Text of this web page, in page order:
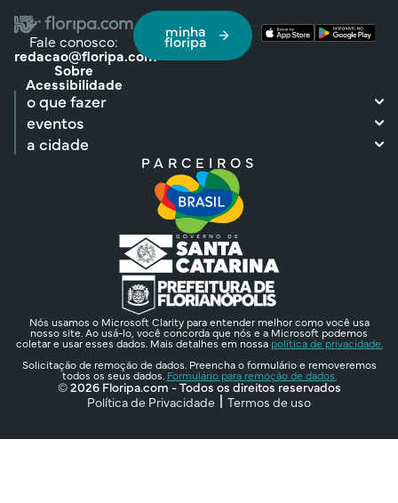
Fale conosco:
redacao@floripa.com
Sobre
Acessibilidade
minha
floripa
o que fazer
eventos
a cidade
PARCEIROS
Nós usamos o Microsoft Clarity para entender melhor como você usa
nosso site. Ao usá-lo, você concorda que nós e a Microsoft podemos
coletar e usar esses dados. Mais detalhes em nossa política de privacidade.
Solicitação de remoção de dados. Preencha o formulário e removeremos
todos os seus dados. Formulário para remoção de dados.
© 2026 Floripa.com - Todos os direitos reservados
Política de Privacidade
Termos de uso